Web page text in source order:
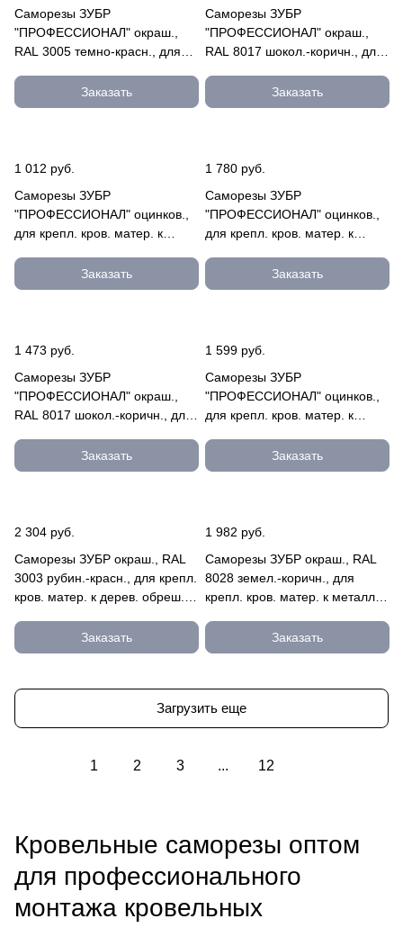
Саморезы ЗУБР
"ПРОФЕССИОНАЛ" окраш.,
RAL 3005 темно-красн., для
констр 4-300315-55-019-3005
Заказать
Саморезы ЗУБР
"ПРОФЕССИОНАЛ" окраш.,
RAL 8017 шокол.-коричн., для
обреш 4-300310-48-050-8017
Заказать
1 012 руб.
Саморезы ЗУБР
"ПРОФЕССИОНАЛ" оцинков.,
для крепл. кров. матер. к
70шт 4-300315-63-130
Заказать
1 780 руб.
Саморезы ЗУБР
"ПРОФЕССИОНАЛ" оцинков.,
для крепл. кров. матер. к
200шт 4-300315-63-050
Заказать
1 473 руб.
Саморезы ЗУБР
"ПРОФЕССИОНАЛ" окраш.,
RAL 8017 шокол.-коричн., для
обреш 4-300315-48-035-8017
Заказать
1 599 руб.
Саморезы ЗУБР
"ПРОФЕССИОНАЛ" оцинков.,
для крепл. кров. матер. к
380шт 4-300315-63-019
Заказать
2 304 руб.
Саморезы ЗУБР окраш., RAL
3003 рубин.-красн., для крепл.
кров. матер. к дерев. обреш.,
Заказать
1 982 руб.
Саморезы ЗУБР окраш., RAL
8028 земел.-коричн., для
крепл. кров. матер. к металл.
55-019-8028Заказать
Загрузить еще
1 2 3 ... 12
Кровельные саморезы оптом
для профессионального
монтажа кровельных